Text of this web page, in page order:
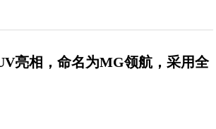
亮相，命名为MG领航，采用全